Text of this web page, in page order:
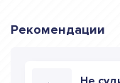
Рекомендации